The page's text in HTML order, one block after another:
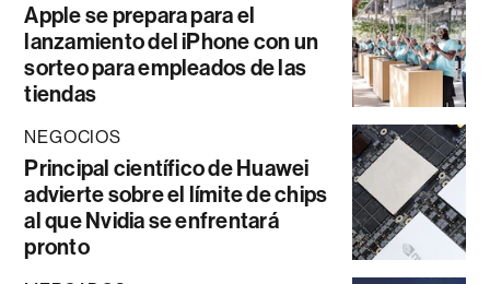
Apple se prepara para el
lanzamiento del iPhone con un
sorteo para empleados de las
tiendas
NEGOCIOS
Principal científico de Huawei
advierte sobre el límite de chips
al que Nvidia se enfrentará
pronto